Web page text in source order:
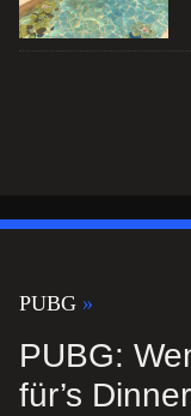
PUBG
PUBG:
für’s